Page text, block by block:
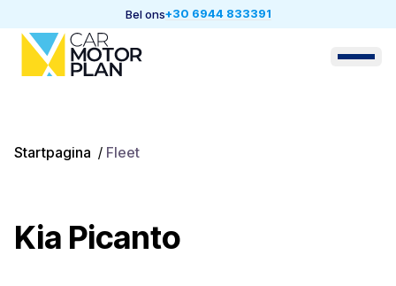
Bel ons+30 6944 833391
Startpagina / Fleet
Kia Picanto